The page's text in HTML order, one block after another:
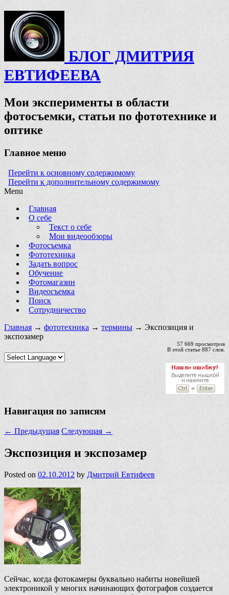
БЛОГ ДМИТРИЯ
ЕВТИФЕЕВА
Мои эксперименты в области
фотосъемки, статьи по фототехнике и
оптике
Главное меню
Перейти к основному содержимому
Перейти к дополнительному содержимому
Menu
Главная
О себе
Текст о себе
Мои видеообзоры
Фотосъемка
Фототехника
Задать вопрос
Обучение
Фотомагазин
Видеосъемка
Поиск
Сотрудничество
Главная → фототехника → термины → Экспозиция и
экспозамер
57 669 просмотров
В этой статье 887 слов.
Навигация по записям
← Предыдущая Следующая →
Экспозиция и экспозамер
Posted on 02.10.2012 by Дмитрий Евтифеев
Сейчас, когда фотокамеры буквально набиты новейшей
электроникой у многих начинающих фотографов создается